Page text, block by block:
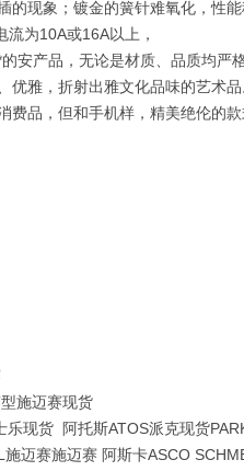
现象；镀金的簧针难氧化，性
为10A或16A以上，
安产品，无论是材质、品质均
雅，折射出雅文化品味的艺术品
品，但和手机样，精美绝伦的
施迈赛现货
现货 阿托斯ATOS派克现货
迈赛施迈赛 阿斯卡ASCO